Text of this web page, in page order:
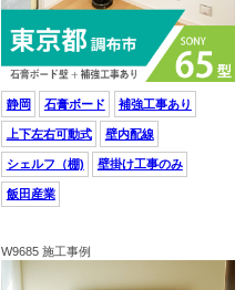
静岡 石膏ボード 補強工事あり
上下左右可動式 壁内配線
シェルフ（棚) 壁掛け工事のみ
飯田産業
W9685 施工事例